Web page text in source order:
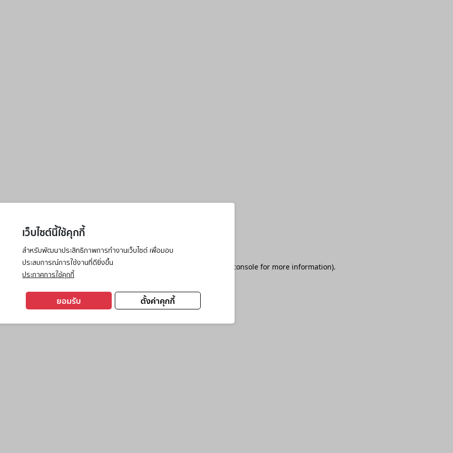
เว็บไซต์นี้ใช้คุกกี้
สำหรับพัฒนาประสิทธิภาพการทำงานเว็บไซต์ เพื่อมอบ
ประสบการณ์การใช้งานที่ดียิ่งขึ้น
ประกาศการใช้คุกกี้
ตั้งค่าคุกกี้
ยอมรับ
has occurred while loading browser console for more information).